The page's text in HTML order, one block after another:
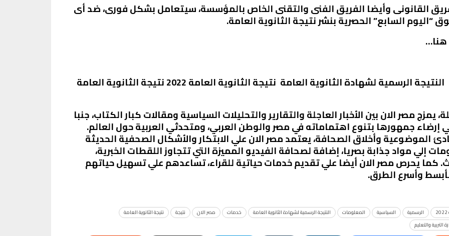
القانونى وأيضا الفريق الفنى والتقنى الخاص بالمؤسسة، سيتعامل بشكل فورى، ضد أى
السابع” الحصرية بنشر نتيجة الثانوية العامة.
هنا…
الثانوية العامة نتيجة الثانوية العامة النتيجة الرسمية لشهادة الثانوية العامة نتيجة الثانوية العامة 2022 نتيجة الثانوية العامة
يمزجمصر الانبين الأخبار العاجلة والتقارير والتحليلات السياسية ومقالات كبار الكتاب، جنبا
إرضاء جمهورها بتنوع اهتماماته في مصر والوطن العربي، ومتحدثي العربية حول العالم.
الموضوعية وأخلاق الصحافة، يعتمدمصر الانعلي الابتكار والأشكال الصحفية الحديثة
إلي مواد جذابة بصريا، إضافة لصحافة الفيديو المميزة التي تتجاوز اللقطات الخبرية،
كما يحرصمصر الانأيضا علي تقديم خدمات حياتية للقراء، تساعدهم علي تسهيل حياتهم
وأسرع الطرق.
الرسمية السياسية المعلومات النتيجة الرسمية لشهادة الثانوية العامة خدمات مصر الان نتيجة
نتيجة الثانوية العامة
التربية والتعليم